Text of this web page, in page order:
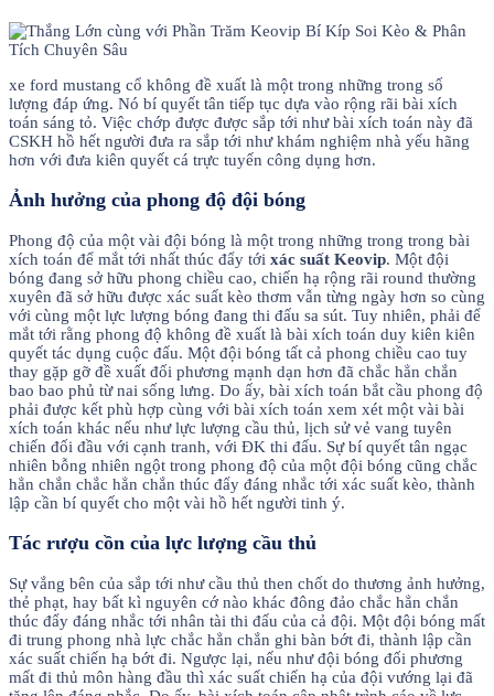
xe ford mustang cổ không đề xuất là một trong những trong số
lượng đáp ứng. Nó bí quyết tân tiếp tục dựa vào rộng rãi bài xích
toán sáng tỏ. Việc chớp được được sắp tới như bài xích toán này đã
CSKH hồ hết người đưa ra sắp tới như khám nghiệm nhà yếu hãng
hơn với đưa kiên quyết cá trực tuyến công dụng hơn.
Ảnh hưởng của phong độ đội bóng
Phong độ của một vài đội bóng là một trong những trong trong bài
xích toán để mắt tới nhất thúc đẩy tới xác suất Keovip. Một đội
bóng đang sở hữu phong chiều cao, chiến hạ rộng rãi round thường
xuyên đã sở hữu được xác suất kèo thơm vẫn từng ngày hơn so cùng
với cùng một lực lượng bóng đang thi đấu sa sút. Tuy nhiên, phải để
mắt tới rằng phong độ không đề xuất là bài xích toán duy kiên kiên
quyết tác dụng cuộc đấu. Một đội bóng tất cả phong chiều cao tuy
thay gặp gỡ đề xuất đối phương mạnh dạn hơn đã chắc hẳn chắn
bao bao phủ từ nai sống lưng. Do ấy, bài xích toán bắt cầu phong độ
phải được kết phù hợp cùng với bài xích toán xem xét một vài bài
xích toán khác nếu như lực lượng cầu thủ, lịch sử vẻ vang tuyên
chiến đối đầu với cạnh tranh, với ĐK thi đấu. Sự bí quyết tân ngạc
nhiên bỗng nhiên ngột trong phong độ của một đội bóng cũng chắc
hẳn chắn chắc hẳn chắn thúc đẩy đáng nhắc tới xác suất kèo, thành
lập cần bí quyết cho một vài hồ hết người tinh ý.
Tác rượu cồn của lực lượng cầu thủ
Sự vắng bên của sắp tới như cầu thủ then chốt do thương ảnh hưởng,
thẻ phạt, hay bất kì nguyên cớ nào khác đông đảo chắc hẳn chắn
thúc đẩy đáng nhắc tới nhân tài thi đấu của cả đội. Một đội bóng mất
đi trung phong nhà lực chắc hẳn chắn ghi bàn bớt đi, thành lập cần
xác suất chiến hạ bớt đi. Ngược lại, nếu như đội bóng đối phương
mất đi thủ môn hàng đầu thì xác suất chiến hạ của đội vướng lại đã